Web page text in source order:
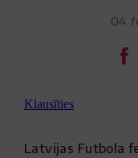
04.
Klausīties
Latvijas Futbola